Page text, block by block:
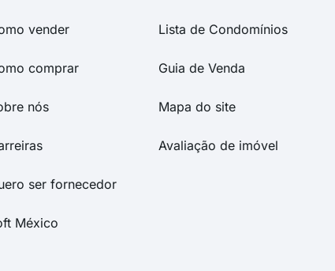
vender
comprar
nós
ser fornecedor
México
Lista de Condomínios
Guia de Venda
Mapa do site
Avaliação de imóvel